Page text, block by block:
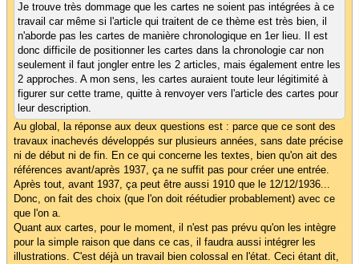
Je trouve très dommage que les cartes ne soient pas intégrées à ce
travail car même si l'article qui traitent de ce thème est très bien, il
n'aborde pas les cartes de manière chronologique en 1er lieu. Il est
donc difficile de positionner les cartes dans la chronologie car non
seulement il faut jongler entre les 2 articles, mais également entre les
2 approches. A mon sens, les cartes auraient toute leur légitimité à
figurer sur cette trame, quitte à renvoyer vers l'article des cartes pour
leur description.
Au global, la réponse aux deux questions est : parce que ce sont des
travaux inachevés développés sur plusieurs années, sans date précise
ni de début ni de fin. En ce qui concerne les textes, bien qu'on ait des
références avant/après 1937, ça ne suffit pas pour créer une entrée.
Après tout, avant 1937, ça peut être aussi 1910 que le 12/12/1936...
Donc, on fait des choix (que l'on doit réétudier probablement) avec ce
que l'on a.
Quant aux cartes, pour le moment, il n'est pas prévu qu'on les intègre
pour la simple raison que dans ce cas, il faudra aussi intégrer les
illustrations. C'est déjà un travail bien colossal en l'état. Ceci étant dit,